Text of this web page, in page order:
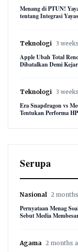
Menang di PTUN!
tentang Integrasi
Teknologi 3
Apple Ubah Total
Dibatalkan Demi
Teknologi 3
Era Snapdragon vs
Tentukan Performa
Serupa
Nasional 2
Pernyataan Menag
Sebut Media
Agama 2 months